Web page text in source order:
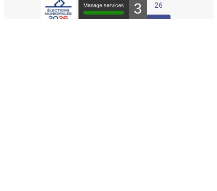
municipal
2026-2032 –
26
Manage services 3